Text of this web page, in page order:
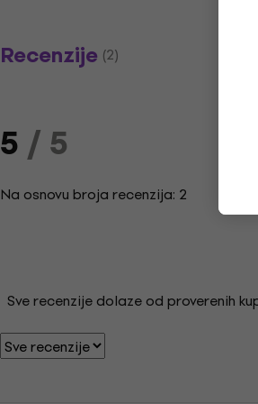
Recenzije (2)
5/ 5
Na osnovu broja recenzija: 2
Sve recenzije dolaze od proverenih